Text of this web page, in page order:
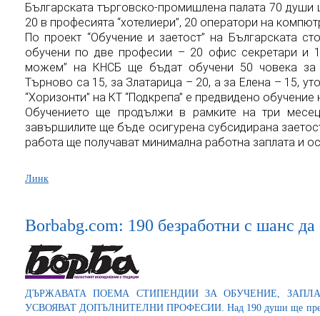
Българската търговско-промишлена палата 70
20 в професията “хотелиери”, 20 оператори на
По проект “Обучение и заетост” на Българската
обучени по две професии – 20 офис секретари и
можем” на КНСБ ще бъдат обучени 50 човека за
Търново са 15, за Златарица – 20, а за Елена – 15,
“Хоризонти” на КТ “Подкрепа” е предвидено
Обучението ще продължи в рамките на три
завършилите ще бъде осигурена субсидирана
работа ще получават минимална работна заплата и
Линк
Borbabg.com: 190 безработни с шанс
ДЪРЖАВАТА ПОЕМА СТИПЕНДИИ ЗА ОБУЧЕНИЕ,
УСВОЯВАТ ДОПЪЛНИТЕЛНИ ПРОФЕСИИ. Над 190 души ще